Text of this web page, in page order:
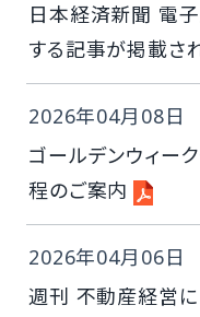
日本経済新聞 電
する記事が掲載さ
2026年04月08日
ゴールデンウィー
程のご案内
2026年04月06日
週刊 不動産経営